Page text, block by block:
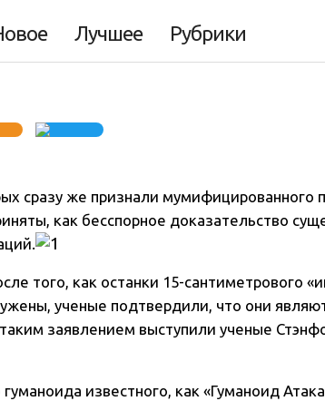
Лучшее Рубрики
сразу же признали мумифицированного
как бесспорное доказательство
.
того, как останки 15-сантиметрового
ученые подтвердили, что они
заявлением выступили ученые
известного, как «Гуманоид